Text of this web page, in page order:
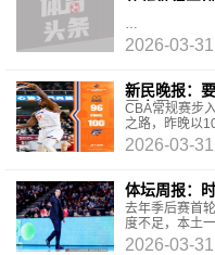
2026-03-31
新民晚报：
又来了！
CBA常规赛步
之路，昨晚以
13场。然而，
2026-03-31
体坛周报：
去年季后赛首
度不足，本土
处短板精准落
2026-03-31